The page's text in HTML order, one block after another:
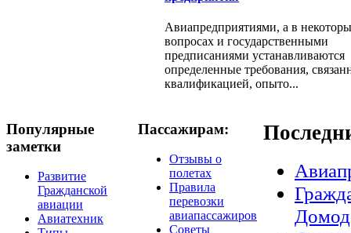
Авиапредприятиями, а в
вопросах и государственными
предписаниями устанавливаются
определенные требования,
квалификацией, опыто...
Популярные
заметки
Развитие
Гражданской
авиации
Авиатехник
Пассажирам:
Отзывы о
полетах
Правила
перевозки
авиапассажиров
Советы